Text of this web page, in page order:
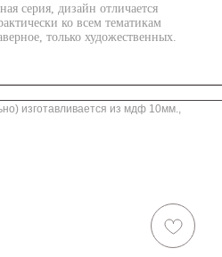
серия, дизайн отличается
ко всем тематикам
только художественных.
изготавливается из мдф 10мм.,